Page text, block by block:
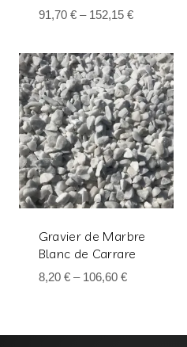
91,70 €– 152,15 €
Gravier de Marbre
Blanc de Carrare
8,20 €– 106,60 €